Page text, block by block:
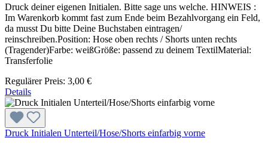
Druck deiner eigenen Initialen. Bitte sage uns welche. HINWEIS :
Im Warenkorb kommt fast zum Ende beim Bezahlvorgang ein Feld,
da musst Du bitte Deine Buchstaben eintragen/
reinschreiben.Position: Hose oben rechts / Shorts unten rechts
(Tragender)Farbe: weißGröße: passend zu deinem TextilMaterial:
Transferfolie
Regulärer Preis: 3,00 €
Details
Druck Initialen Unterteil/Hose/Shorts einfarbig vorne